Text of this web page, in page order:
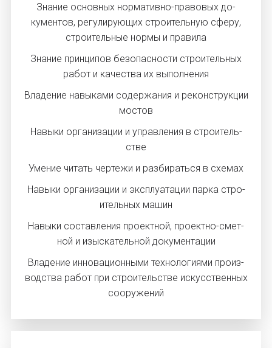
Зна­ние ос­новных нор­ма­тив­но-пра­вовых до­
кументов, ре­гули­ру­ющих стро­итель­ную сфе­ру,
стро­итель­ные нор­мы и пра­вила
Зна­ние прин­ци­пов бе­зопас­ности стро­итель­ных
ра­бот и ка­чес­тва их вы­пол­не­ния
Вла­дение на­выка­ми со­дер­жа­ния и ре­конс­трук­ции
мос­тов
На­выки ор­га­низа­ции и уп­равле­ния в стро­итель­
стве
Уме­ние чи­тать чер­те­жи и раз­би­рать­ся в схе­мах
На­выки ор­га­низа­ции и экс­плу­ата­ции пар­ка стро­
итель­ных ма­шин
На­выки сос­тавле­ния про­ек­тной, про­ек­тно-смет­
ной и изыс­ка­тель­ной до­кумен­та­ции
Вла­дение ин­но­ваци­он­ны­ми тех­но­логи­ями про­из­
водс­тва ра­бот при стро­итель­стве ис­кусс­твен­ных
со­ору­жений